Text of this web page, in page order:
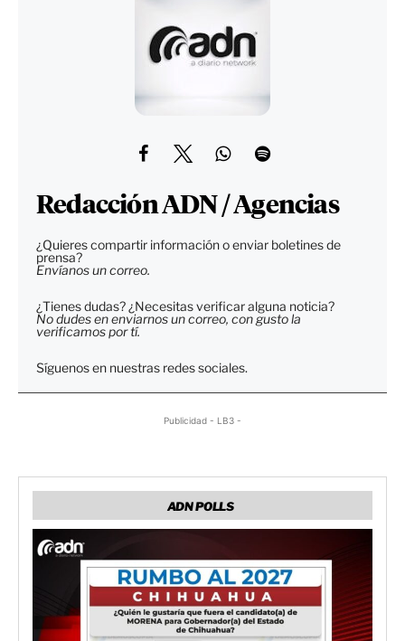
Redacción ADN / Agencias
¿Quieres compartir información o enviar boletines de
prensa?
Envíanos un correo.
¿Tienes dudas? ¿Necesitas verificar alguna noticia?
No dudes en enviarnos un correo, con gusto la
verificamos por tí.
Síguenos en nuestras redes sociales.
Publicidad - LB3 -
ADN POLLS